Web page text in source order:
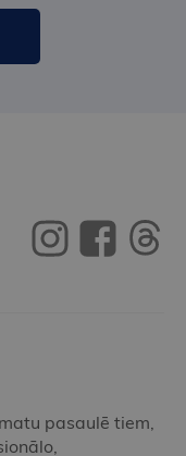
pasaulē tiem,